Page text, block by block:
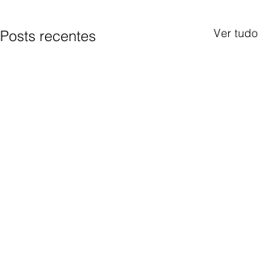
Posts recentes Ver tudo